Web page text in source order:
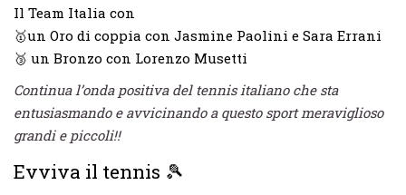
Il Team Italia con
🥇un Oro di coppia con Jasmine Paolini e Sara Errani
🥉 un Bronzo con Lorenzo Musetti
Continua l’onda positiva del tennis italiano che sta
entusiasmando e avvicinando a questo sport meraviglioso
grandi e piccoli!!
Evviva il tennis 🎾